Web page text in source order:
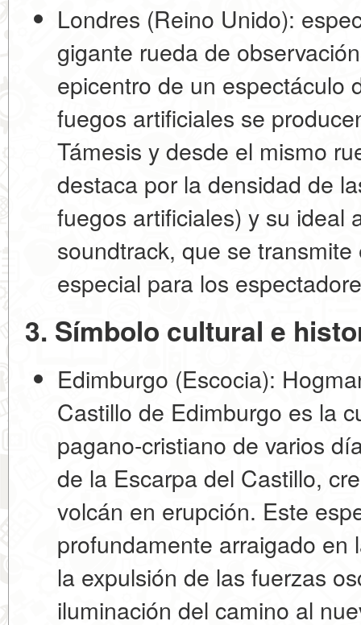
Londres (Reino Unido):
gigante rueda de
epicentro de un espectáculo
fuegos artificiales se
Támesis y desde el mismo
destaca por la densidad de
fuegos artificiales) y su ideal
soundtrack, que se
especial para los
3. Símbolo cultural e
Edimburgo (Escocia):
Castillo de Edimburgo es la
pagano-cristiano de varios
de la Escarpa del Castillo,
volcán en erupción. Este
profundamente arraigado en
la expulsión de las fuerzas
iluminación del camino al